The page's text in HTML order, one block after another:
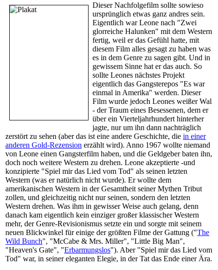
Dieser Nachfolgefilm sollte sowieso
ursprünglich etwas ganz andres sein.
Eigentlich war Leone nach "Zwei
glorreiche Halunken" mit dem Western
fertig, weil er das Gefühl hatte, mit
diesem Film alles gesagt zu haben was
es in dem Genre zu sagen gibt. Und in
gewissem Sinne hat er das auch. So
sollte Leones nächstes Projekt
eigentlich das Gangsterepos "Es war
einmal in Amerika" werden. Dieser
Film wurde jedoch Leones weißer Wal
- der Traum eines Besessenen, dem er
über ein Vierteljahrhundert hinterher
jagte, nur um ihn dann nachträglich
zerstört zu sehen (aber das ist eine andere Geschichte, die in einer
anderen Gold-Rezension erzählt wird). Anno 1967 wollte niemand
von Leone einen Gangsterfilm haben, und die Geldgeber baten ihn,
doch noch weitere Western zu drehen. Leone akzeptierte -und
konzipierte "Spiel mir das Lied vom Tod" als seinen letzten
Western (was er natürlich nicht wurde). Er wollte dem
amerikanischen Western in der Gesamtheit seiner Mythen Tribut
zollen, und gleichzeitig nicht nur seinen, sondern den letzten
Western drehen. Was ihm in gewisser Weise auch gelang, denn
danach kam eigentlich kein einziger großer klassischer Western
mehr, der Genre-Revisionismus setzte ein und sorgte mit seinem
neuen Blickwinkel für einige der größten Filme der Gattung ("The
Wild Bunch", "McCabe & Mrs. Miller", "Little Big Man",
"Heaven's Gate", "Erbarmungslos"). Aber "Spiel mir das Lied vom
Tod" war, in seiner eleganten Elegie, in der Tat das Ende einer Ära.